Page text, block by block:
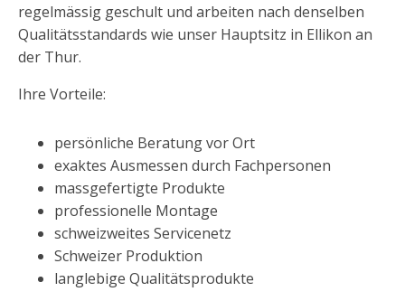
regelmässig geschult und arbeiten nach denselben
Qualitätsstandards wie unser Hauptsitz in Ellikon an
der Thur.
Ihre Vorteile:
persönliche Beratung vor Ort
exaktes Ausmessen durch Fachpersonen
massgefertigte Produkte
professionelle Montage
schweizweites Servicenetz
Schweizer Produktion
langlebige Qualitätsprodukte